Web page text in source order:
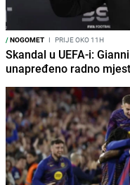
/NOGOMET I PRIJE OKO 11H
Skandal u UEFA-i:
unapređeno radno